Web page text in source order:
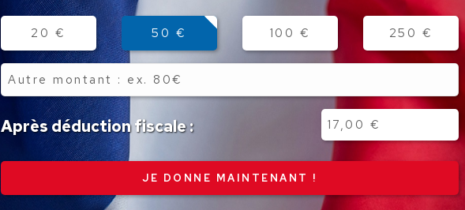
Montant
20 € 50 € 100 € 250 €
Autre
montant
Après déduction fiscale :